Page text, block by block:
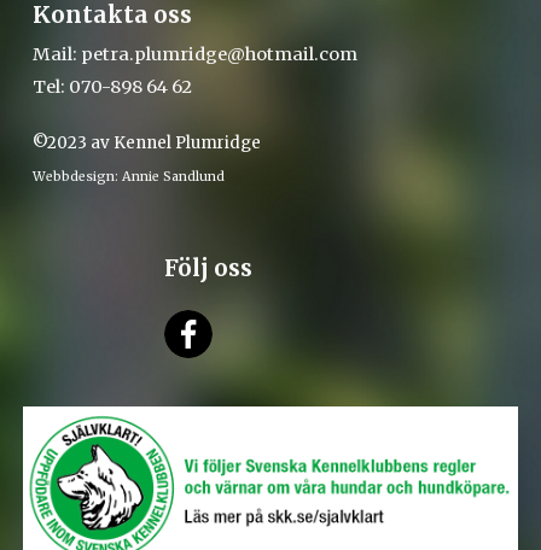
Kontakta oss
Mail: petra.plumridge@hotmail.com
Tel: 070-898 64 62
©2023 av Kennel Plumridge
Webbdesign: Annie Sandlund
Följ oss